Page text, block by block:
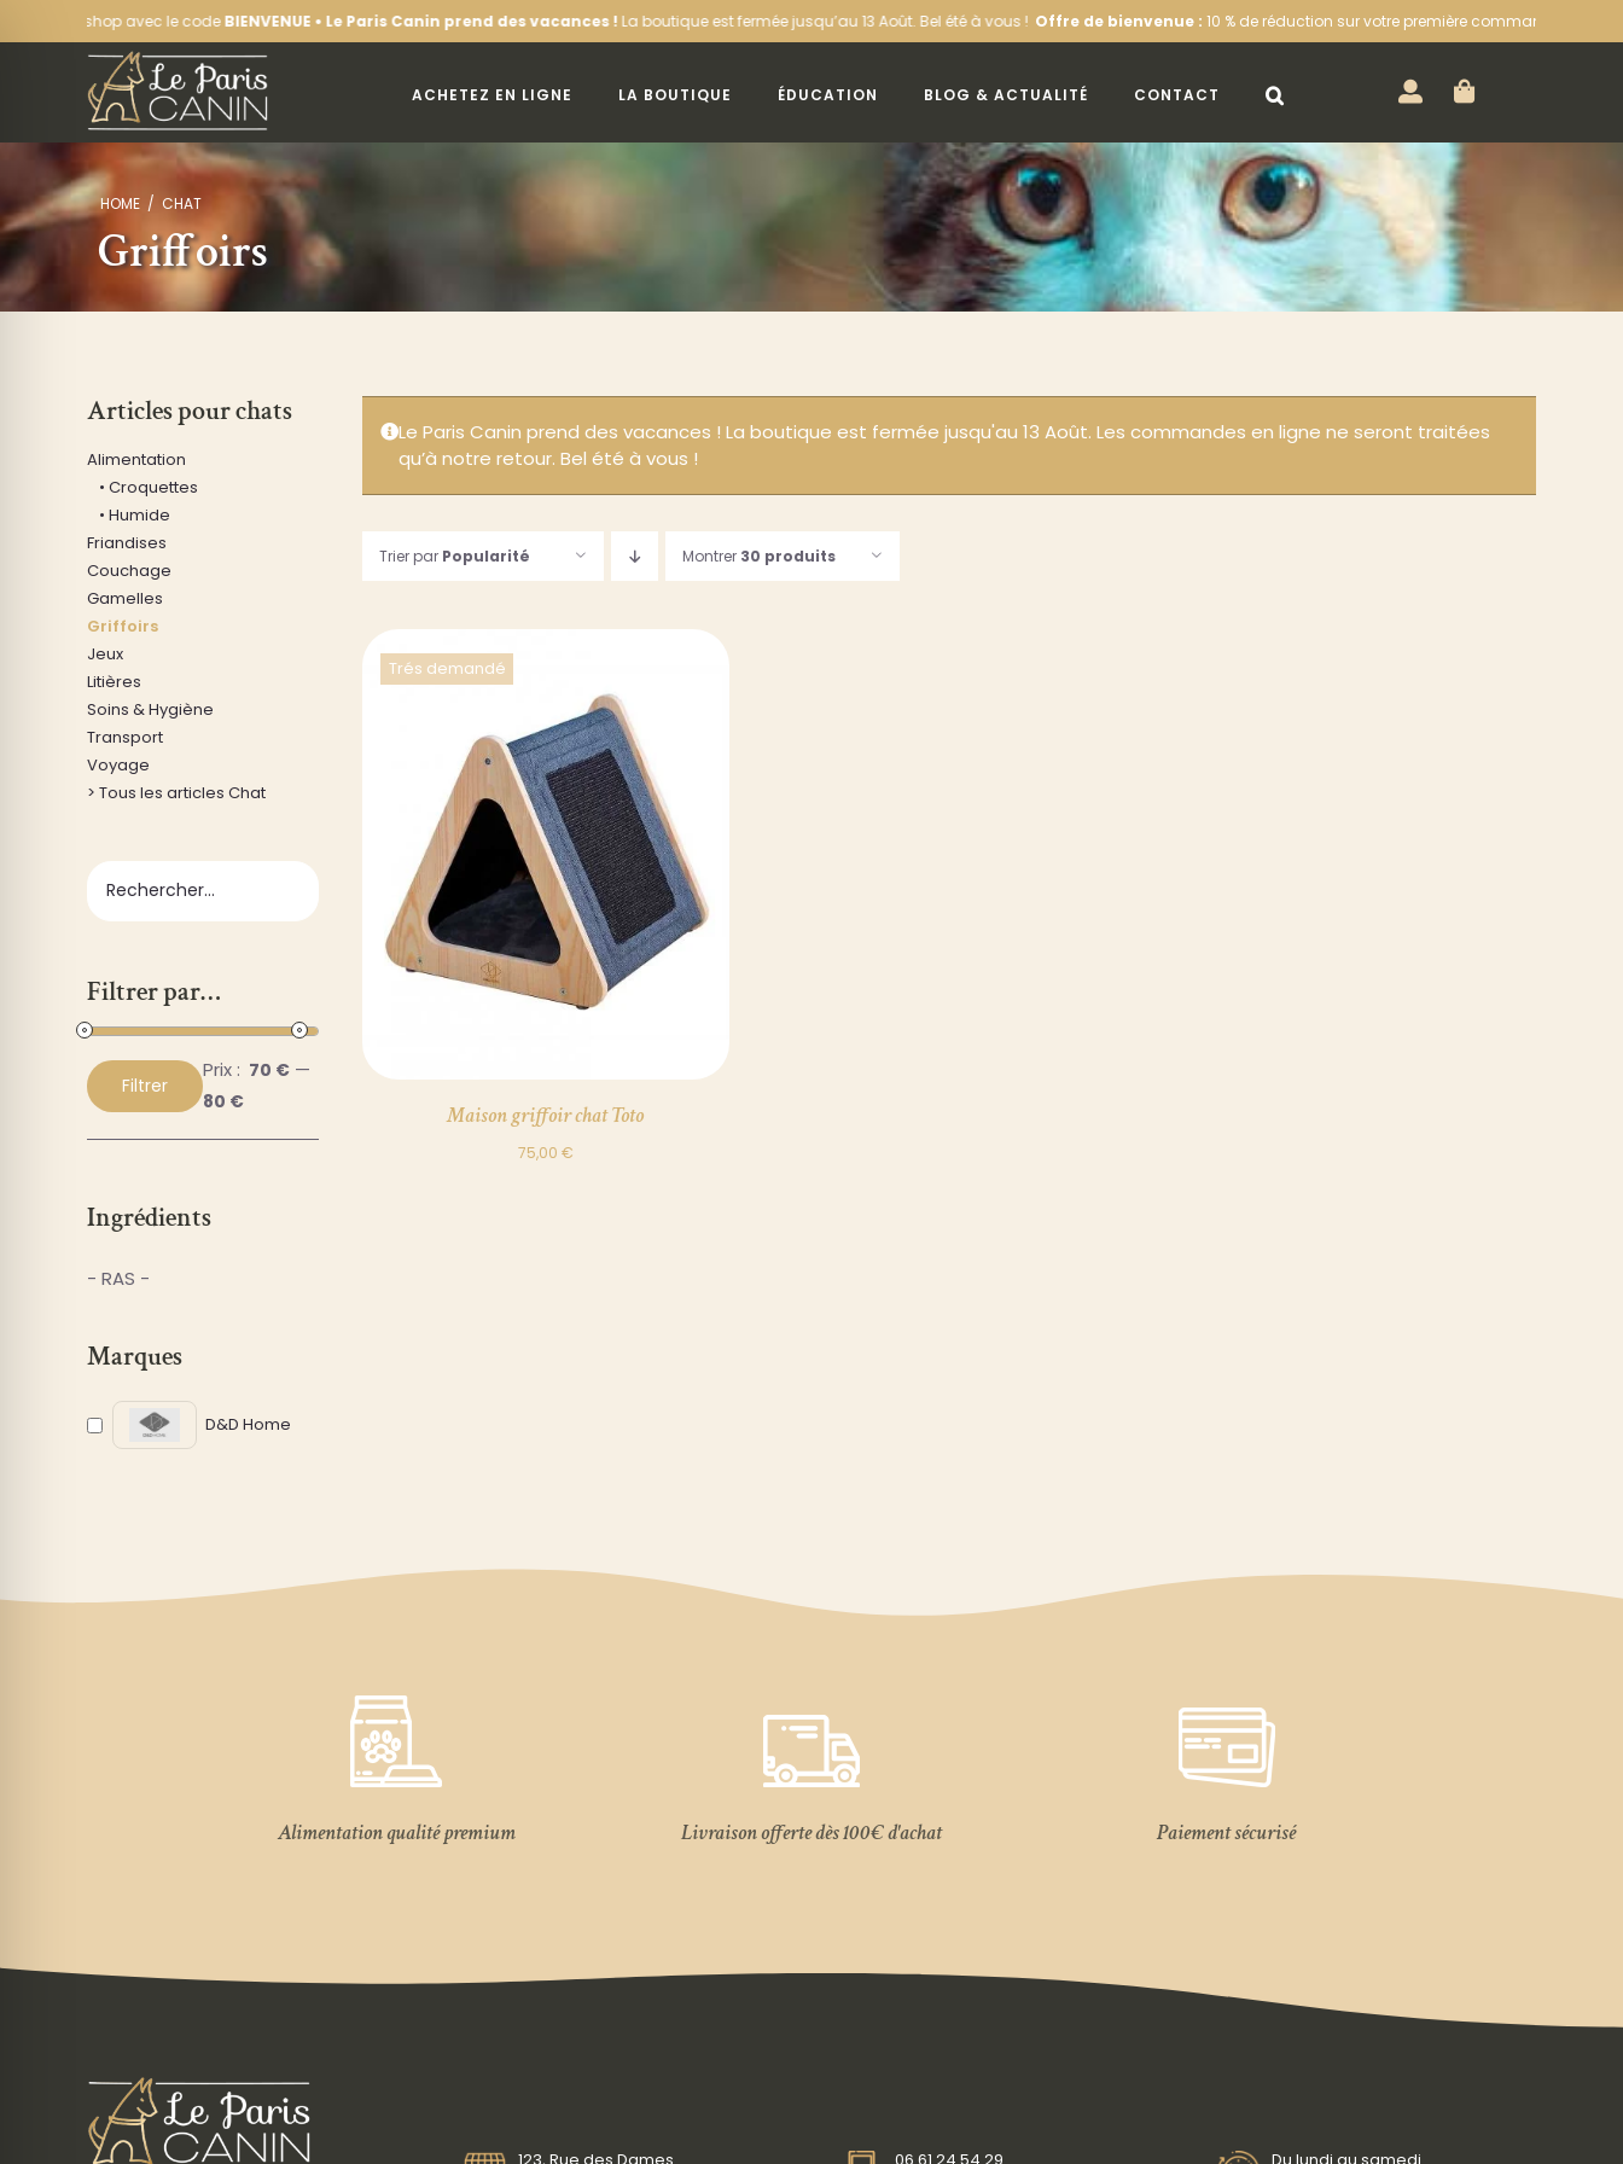
au
l’eshop avec le codeBIENVENUE • Le Paris Canin prend des vacances !La boutique est fermée jusqu’au 13 Août. Bel été à vous ! Offre de bienvenue :10 % de réduction sur votre première commande sur l’eshop
ACHETEZ EN LIGNE LA BOUTIQUE ÉDUCATION BLOG & ACTUALITÉ CONTACT
HOME CHAT
Griffoirs
Le Paris Canin prend des vacances ! La boutique est fermée jusqu'au 13 Août. Les commandes en ligne ne seront traitées
qu’à notre retour. Bel été à vous !
Trier par Popularité Montrer 30 produits
Trés demandé
DÉTAILS
Maison griffoir chat Toto
75,00 €
Articles pour chats
Alimentation
• Croquettes
• Humide
Friandises
Couchage
Gamelles
Griffoirs
Jeux
Litières
Soins & Hygiène
Transport
Voyage
> Tous les articles Chat
Filtrer par…
Prix
min
Prix
max
Filtrer
Prix : 70 € —
80 €
Ingrédients
- RAS -
Marques
D&D Home
Alimentation qualité premium Livraison offerte dès 100€ d'achat Paiement sécurisé